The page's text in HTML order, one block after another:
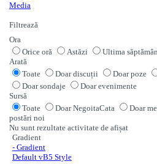
Media
Filtrează
Ora
Orice oră
Astăzi Ultima
Arată
Toate
Doar discuții Doar poze
Doar sondaje
Doar evenimente
Sursă
Toate
Doar NegoitaCata Doar
postări noi
Nu sunt rezultate activitate de afișat
Gradient
- Gradient
Default vB5 Style